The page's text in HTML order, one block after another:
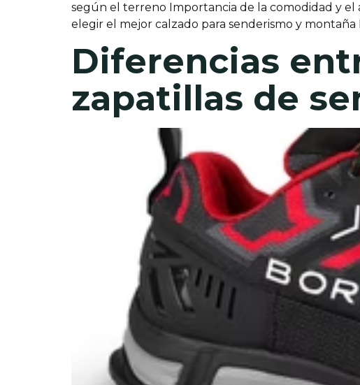
según el terreno Importancia de la comodidad y el
elegir el mejor calzado para senderismo y
Diferencias
zapatillas de